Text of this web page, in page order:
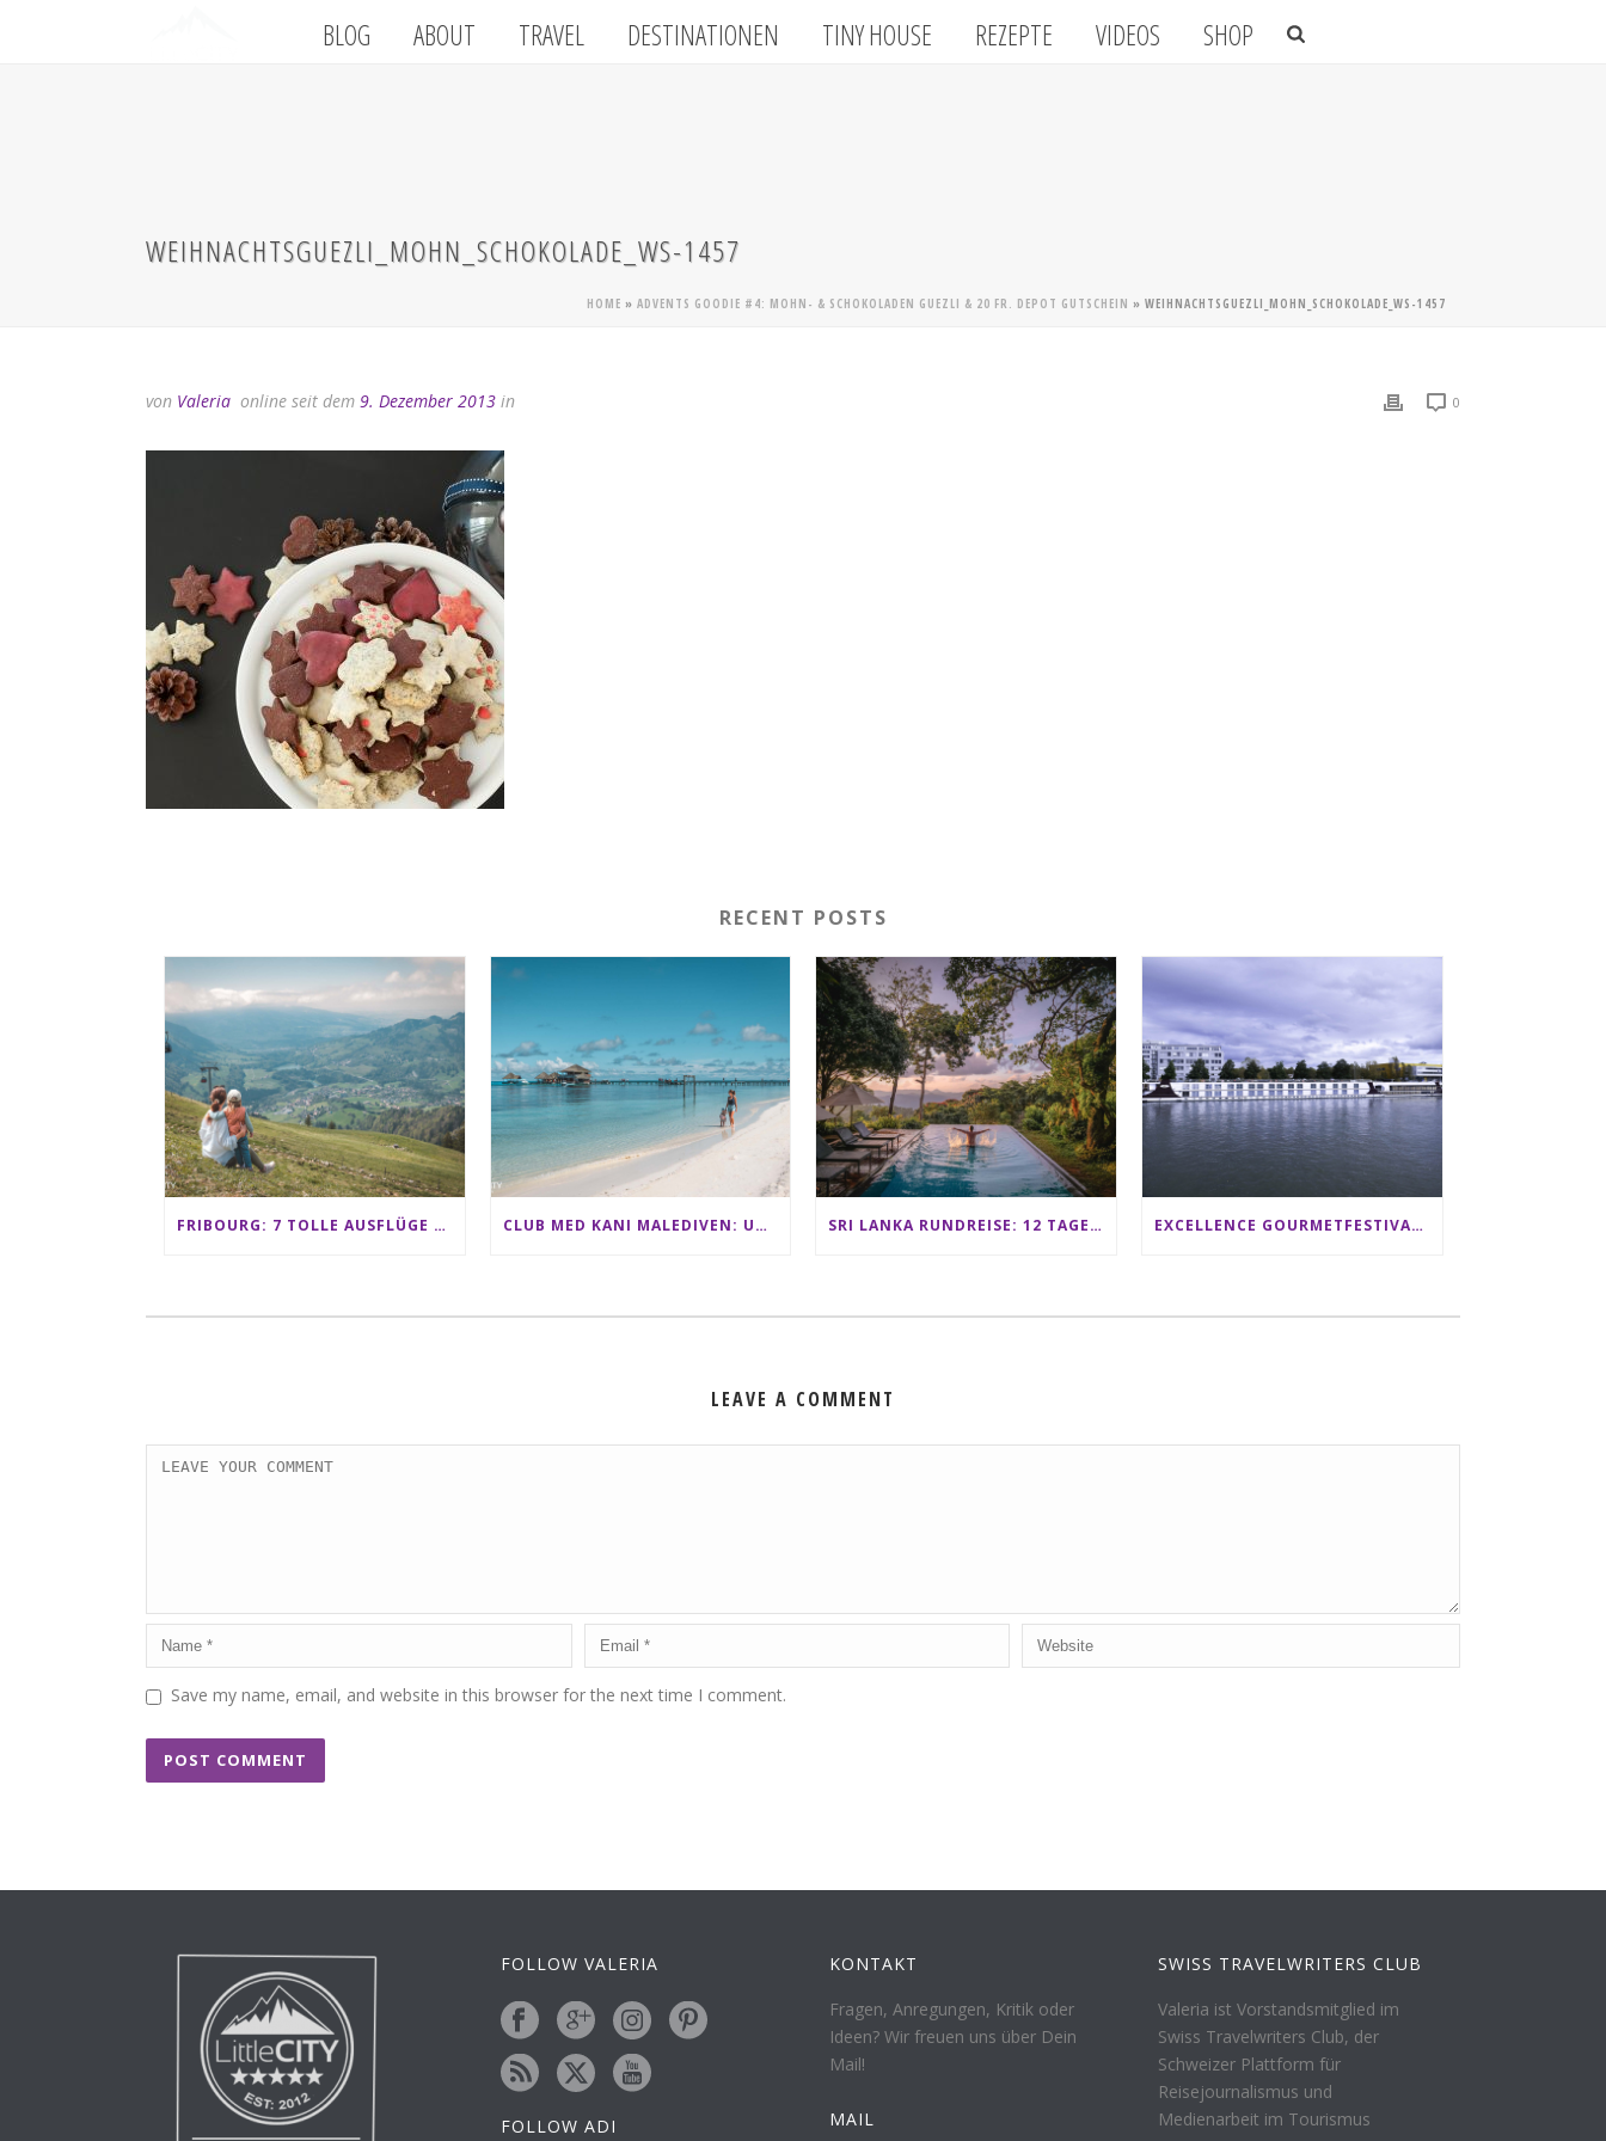
BLOG ABOUT TRAVEL DESTINATIONEN TINY HOUSE REZEPTE VIDEOS SHOP
WEIHNACHTSGUEZLI_MOHN_SCHOKOLADE_WS-1457
HOME » ADVENTS GOODIE #4: MOHN- & SCHOKOLADEN GUEZLI & 20 FR. DEPOT GUTSCHEIN » WEIHNACHTSGUEZLI_MOHN_SCHOKOLADE_WS-1457
von Valeria online seit dem 9. Dezember 2013 in 0
RECENT POSTS
FRIBOURG: 7 TOLLE AUSFLÜGE FÜR FAMILIEN VON CHARMEY BIS LES PACCOTS CLUB MED KANI MALEDIVEN: UNSERE ERFAHRUNGEN IM ALL-INCLUSIVE PARADIES SRI LANKA RUNDREISE: 12 TAGE ZWISCHEN ELEFANTEN, TEEPLANTAGEN & STRAND ALS FAMILIE EXCELLENCE GOURMETFESTIVAL ´25: ZWEI STERNEKÖCHE ANTONIO GUIDA & DARIO MORESCO VERWÖHNEN IHRE GÄSTE AUF EINER LUXERIÖSEN SCHIFFSREISE
LEAVE A COMMENT
Save my name, email, and website in this browser for the next time I comment.
FOLLOW VALERIA
FOLLOW ADI
KONTAKT
Fragen, Anregungen, Kritik oder
Ideen? Wir freuen uns über Dein
Mail!
MAIL
SWISS TRAVELWRITERS CLUB
Valeria ist Vorstandsmitglied im
Swiss Travelwriters Club, der
Schweizer Plattform für
Reisejournalismus und
Medienarbeit im Tourismus